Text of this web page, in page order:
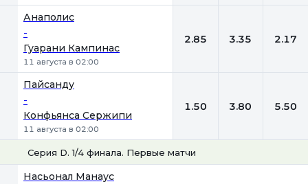
Анаполис
-
Гуарани Кампинас
11 августа в 02:00
2.85 3.35 2.17
Пайсанду
-
Конфьянса Сержипи
11 августа в 02:00
1.50 3.80 5.50
Серия D. 1/4 финала. Первые матчи
Насьонал Манаус